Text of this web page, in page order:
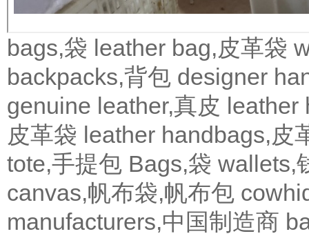
bags,袋 leather bag,皮革袋
backpacks,背包 designer
genuine leather,真皮 leather
皮革袋 leather handbags,皮
tote,手提包 Bags,袋 wallets,
canvas,帆布袋,帆布包
manufacturers,中国制造商